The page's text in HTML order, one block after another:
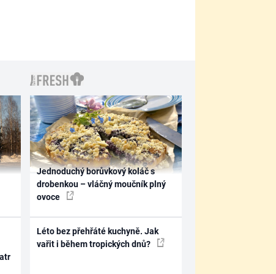
Jednoduchý borůvkový koláč s
drobenkou – vláčný moučník plný
ovoce
Léto bez přehřáté kuchyně. Jak
vařit i během tropických dnů?